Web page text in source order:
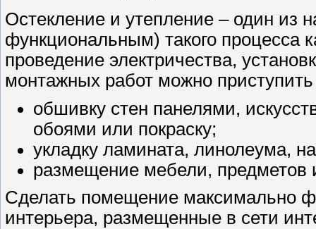
Остекление и утепление – один из
функциональным) такого процесса
проведение электричества,
монтажных работ можно
обшивку стен панелями,
обоями или покраску;
укладку ламината, линолеума,
размещение мебели, предметов
Сделать помещение максимально
интерьера, размещенные в сети